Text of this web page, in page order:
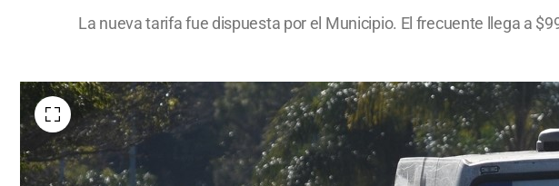
La nueva tarifa fue dispuesta por el Municipio. El frecuente llega a